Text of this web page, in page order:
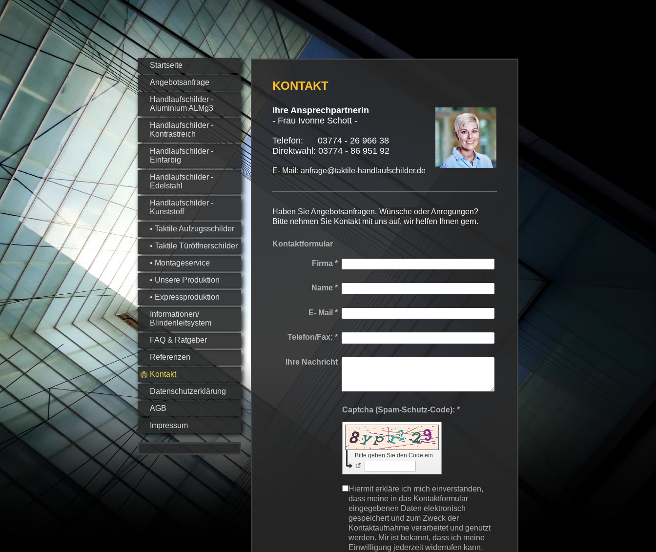
Startseite
Angebotsanfrage
Handlaufschilder -
Aluminium ALMg3
Handlaufschilder -
Kontrastreich
Handlaufschilder -
Einfarbig
Handlaufschilder -
Edelstahl
Handlaufschilder -
Kunststoff
• Taktile Aufzugsschilder
• Taktile Türöffnerschilder
• Montageservice
• Unsere Produktion
• Expressproduktion
Informationen/
Blindenleitsystem
FAQ & Ratgeber
Referenzen
Kontakt
Datenschutzerklärung
AGB
Impressum
KONTAKT
Ihre Ansprechpartnerin
- Frau Ivonne Schott -
Telefon: 03774 - 26 966 38
Direktwahl: 03774 - 86 951 92
E- Mail:anfrage@taktile-handlaufschilder.de
Haben Sie Angebotsanfragen,Wünsche oder Anregungen?
Bitte nehmen Sie Kontakt mit uns auf, wir helfen Ihnen gern.
Kontaktformular
Firma*
Name*
E- Mail *
Telefon/Fax: *
Ihre Nachricht
Captcha (Spam-Schutz-Code): *
Bitte geben Sie den Code ein
↺
Hiermit erkläre ich mich einverstanden,
dass meine in das Kontaktformular
eingegebenen Daten elektronisch
gespeichert und zum Zweck der
Kontaktaufnahme verarbeitet und genutzt
werden. Mir ist bekannt, dass ich meine
Einwilligung jederzeit widerrufen kann.